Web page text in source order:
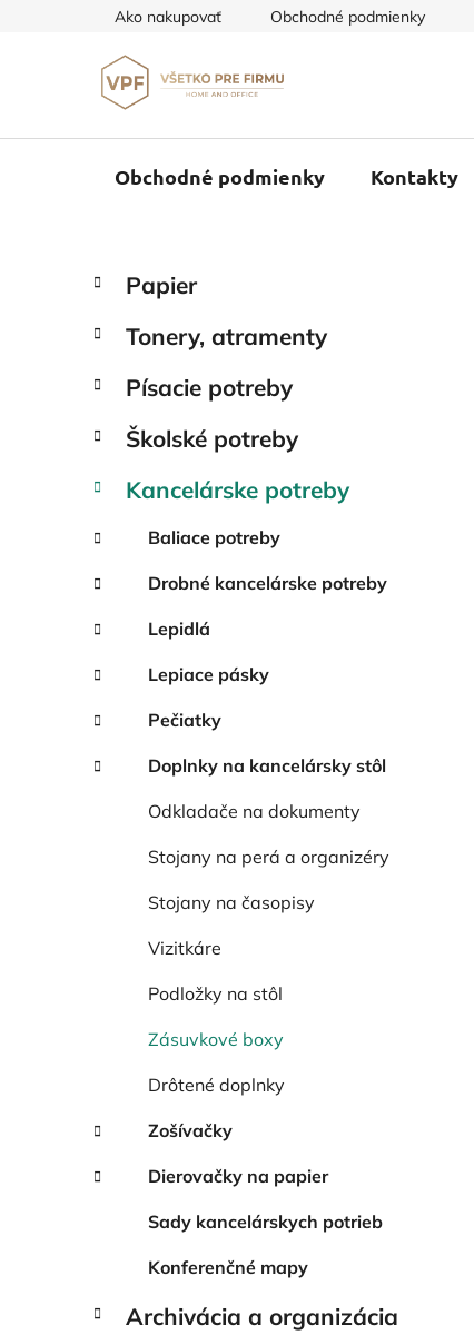
Ako nakupovať Obchodné podmienky
Obchodné podmienky Kontakty
B
č
ý
a
n
e
l
kategórie
K
a
e
ó
i
Papier
Tonery, atramenty
Písacie potreby
Školské potreby
Kancelárske potreby
Baliace potreby
Drobné kancelárske potreby
Lepidlá
Lepiace pásky
Pečiatky
Doplnky na kancelársky stôl
Odkladače na dokumenty
Stojany na perá a organizéry
Stojany na časopisy
Vizitkáre
Podložky na stôl
Zásuvkové boxy
Drôtené doplnky
Zošívačky
Dierovačky na papier
Sady kancelárskych potrieb
Konferenčné mapy
Archivácia a organizácia